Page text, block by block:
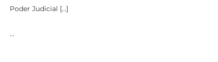
Poder Judicial […]
…